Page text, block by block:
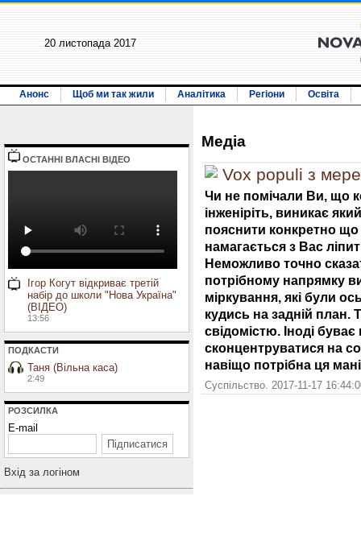
20 листопада 2017
Анонс Щоб ми так жили Аналітика Регіони Освіта
ОСТАННI ВЛАСНI ВIДЕО
Ігор Когут відкриває третій
набір до школи "Нова Україна"
(ВІДЕО)
13:56
ПОДКАСТИ
Таня (Вільна каса)
2:49
РОЗСИЛКА
E-mail
Вхiд за логiном
Медiа
Vox populi з
Чи не помічали Ви, що
інженіріть, виникає
пояснити конкретно що
намагається з Вас
Неможливо точно
потрібному напрямку
міркування, які були
кудись на задній план.
свідомістю. Іноді
сконцентруватися на
навіщо потрібна ця
Суспільство. 2017-11-17